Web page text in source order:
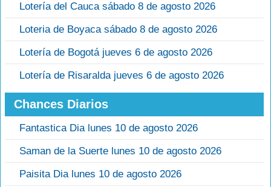
Lotería del Cauca sábado 8 de agosto 2026
Loteria de Boyaca sábado 8 de agosto 2026
Lotería de Bogotá jueves 6 de agosto 2026
Lotería de Risaralda jueves 6 de agosto 2026
Chances Diarios
Fantastica Dia lunes 10 de agosto 2026
Saman de la Suerte lunes 10 de agosto 2026
Paisita Dia lunes 10 de agosto 2026